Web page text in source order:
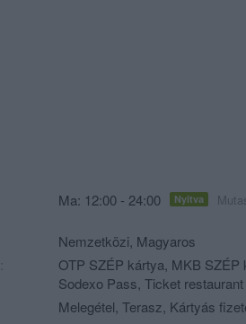
Ma: 12:00 - 24:00 Nyitva
Nemzetközi, Magyaros
OTP SZÉP kártya, MKB
Sodexo Pass, Ticket restaurant
Melegétel, Terasz, Kártyás